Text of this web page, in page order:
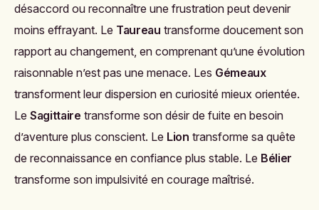
désaccord ou reconnaître une frustration peut devenir
moins effrayant. Le Taureau transforme doucement son
rapport au changement, en comprenant qu’une évolution
raisonnable n’est pas une menace. Les Gémeaux
transforment leur dispersion en curiosité mieux orientée.
Le Sagittaire transforme son désir de fuite en besoin
d’aventure plus conscient. Le Lion transforme sa quête
de reconnaissance en confiance plus stable. Le Bélier
transforme son impulsivité en courage maîtrisé.